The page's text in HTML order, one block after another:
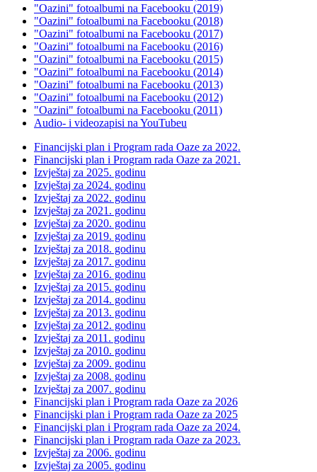
"Oazini" fotoalbumi na Facebooku (2019)
"Oazini" fotoalbumi na Facebooku (2018)
"Oazini" fotoalbumi na Facebooku (2017)
"Oazini" fotoalbumi na Facebooku (2016)
"Oazini" fotoalbumi na Facebooku (2015)
"Oazini" fotoalbumi na Facebooku (2014)
"Oazini" fotoalbumi na Facebooku (2013)
"Oazini" fotoalbumi na Facebooku (2012)
"Oazini" fotoalbumi na Facebooku (2011)
Audio- i videozapisi na YouTubeu
Financijski plan i Program rada Oaze za 2022.
Financijski plan i Program rada Oaze za 2021.
Izvještaj za 2025. godinu
Izvještaj za 2024. godinu
Izvještaj za 2022. godinu
Izvještaj za 2021. godinu
Izvještaj za 2020. godinu
Izvještaj za 2019. godinu
Izvještaj za 2018. godinu
Izvještaj za 2017. godinu
Izvještaj za 2016. godinu
Izvještaj za 2015. godinu
Izvještaj za 2014. godinu
Izvještaj za 2013. godinu
Izvještaj za 2012. godinu
Izvještaj za 2011. godinu
Izvještaj za 2010. godinu
Izvještaj za 2009. godinu
Izvještaj za 2008. godinu
Izvještaj za 2007. godinu
Financijski plan i Program rada Oaze za 2026
Financijski plan i Program rada Oaze za 2025
Financijski plan i Program rada Oaze za 2024.
Financijski plan i Program rada Oaze za 2023.
Izvještaj za 2006. godinu
Izvještaj za 2005. godinu